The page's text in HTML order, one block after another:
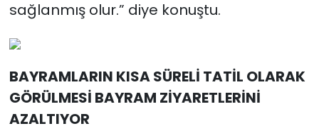
sağlanmış olur.” diye konuştu.
BAYRAMLARIN KISA SÜRELİ TATİL OLARAK
GÖRÜLMESİ BAYRAM ZİYARETLERİNİ
AZALTIYOR